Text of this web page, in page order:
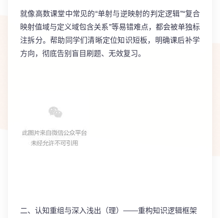
就像高数课堂中常见的“单射与逆映射的判定逻辑”“复合
映射值域与定义域包含关系”等易错难点，都会被单独标
注拆分。帮助同学们清晰定位知识短板，明确课后补学
方向，彻底告别盲目刷题、无效复习。
二、认知重组与深入浅出（理）——重构知识逻辑框架